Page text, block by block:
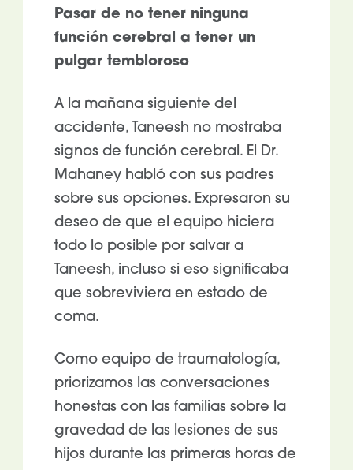
Pasar de no tener ninguna
función cerebral a tener un
pulgar tembloroso
A la mañana siguiente del
accidente, Taneesh no mostraba
signos de función cerebral. El Dr.
Mahaney habló con sus padres
sobre sus opciones. Expresaron su
deseo de que el equipo hiciera
todo lo posible por salvar a
Taneesh, incluso si eso significaba
que sobreviviera en estado de
coma.
Como equipo de traumatología,
priorizamos las conversaciones
honestas con las familias sobre la
gravedad de las lesiones de sus
hijos durante las primeras horas de